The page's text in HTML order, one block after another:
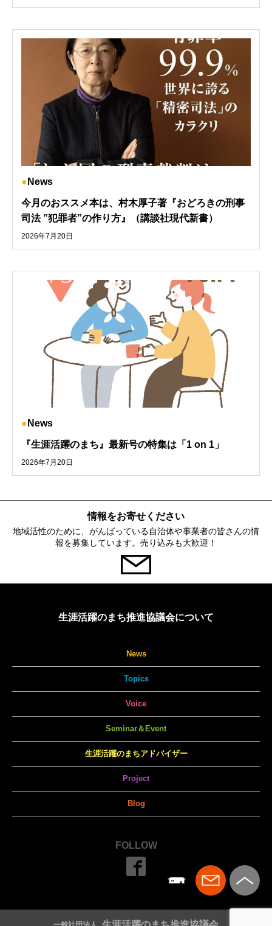
News
今月のおススメ本は、村木厚子著『おどろきの刑事
司法 ”犯罪者”の作り方』（講談社現代新書）
2026年7月20日
News
『生涯活躍のまち』最新号の特集は「1 on 1」
2026年7月20日
情報をお寄せください
地域活性のために、がんばっている自治体や事業者の皆さんの情
報を募集しています。売り込みも大歓迎！
生涯活躍のまち推進協議会について
News
Topics
Voice
Seminar＆Event
生涯活躍のまちアドバイザー
Project
Blog
FOLLOW